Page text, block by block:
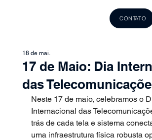
CONTATO
17 de Maio: Dia
das
18 de mai.
Neste 17 de maio, celebramos o
Internacional das
trás de cada tela e sistema
uma infraestrutura física robusta